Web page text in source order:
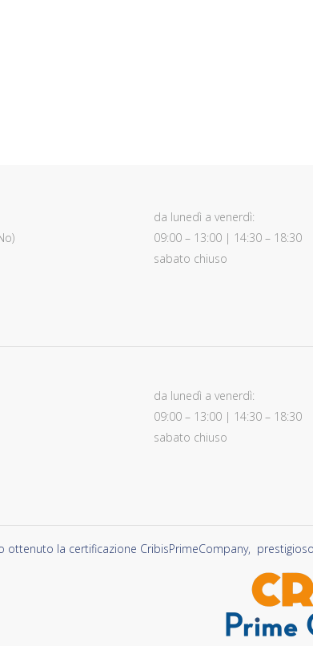
da lunedì a venerdì:
09:00 – 13:00 | 14:30 – 18:30
sabato chiuso
da lunedì a venerdì:
09:00 – 13:00 | 14:30 – 18:30
sabato chiuso
ottenuto la certificazione CribisPrimeCompany,